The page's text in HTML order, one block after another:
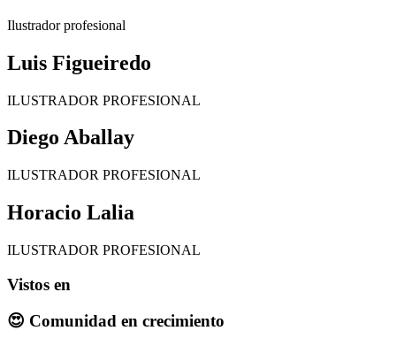
Ilustrador profesional
Luis Figueiredo
ILUSTRADOR PROFESIONAL
Diego Aballay
ILUSTRADOR PROFESIONAL
Horacio Lalia
ILUSTRADOR PROFESIONAL
Vistos en
😍 Comunidad en crecimiento